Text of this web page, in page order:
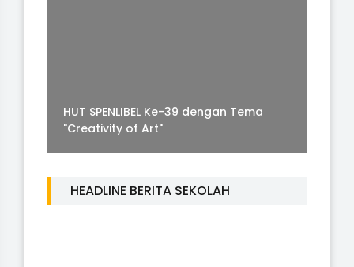
HUT SPENLIBEL Ke-39 dengan Tema
"Creativity of Art"
HEADLINE BERITA SEKOLAH